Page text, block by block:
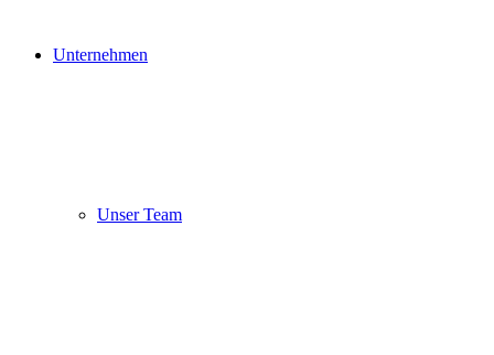
Unternehmen
Unser Team